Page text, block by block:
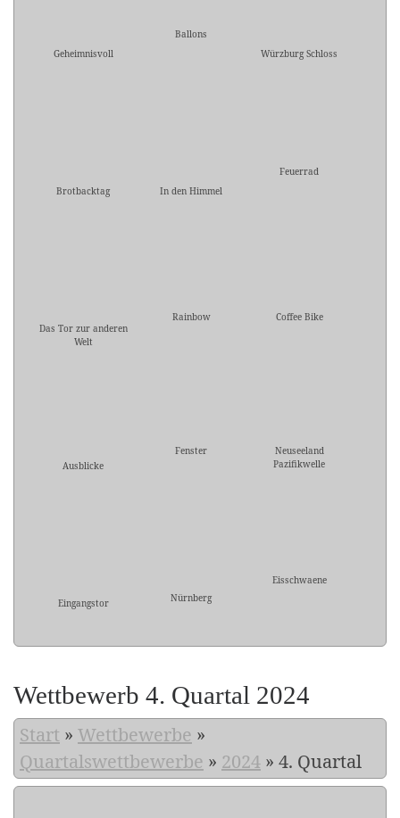
Geheimnisvoll
Ballons
Würzburg Schloss
Brotbacktag In den Himmel
Feuerrad
Das Tor zur anderen
Welt
Rainbow Coffee Bike
Ausblicke
Fenster
Neuseeland
Pazifikwelle
Eingangstor Nürnberg
Eisschwaene
Wettbewerb 4. Quartal 2024
Start » Wettbewerbe »
Quartalswettbewerbe » 2024 » 4. Quartal